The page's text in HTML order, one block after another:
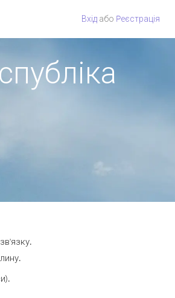
Вхід або Pеєстрація